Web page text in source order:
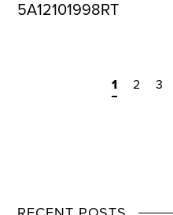
5A12101998RT
1 2 3